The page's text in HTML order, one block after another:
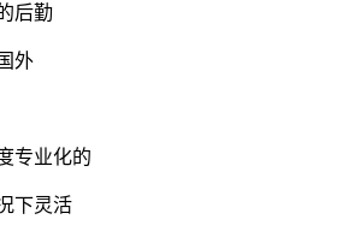
后勤
外
专业化的
下灵活